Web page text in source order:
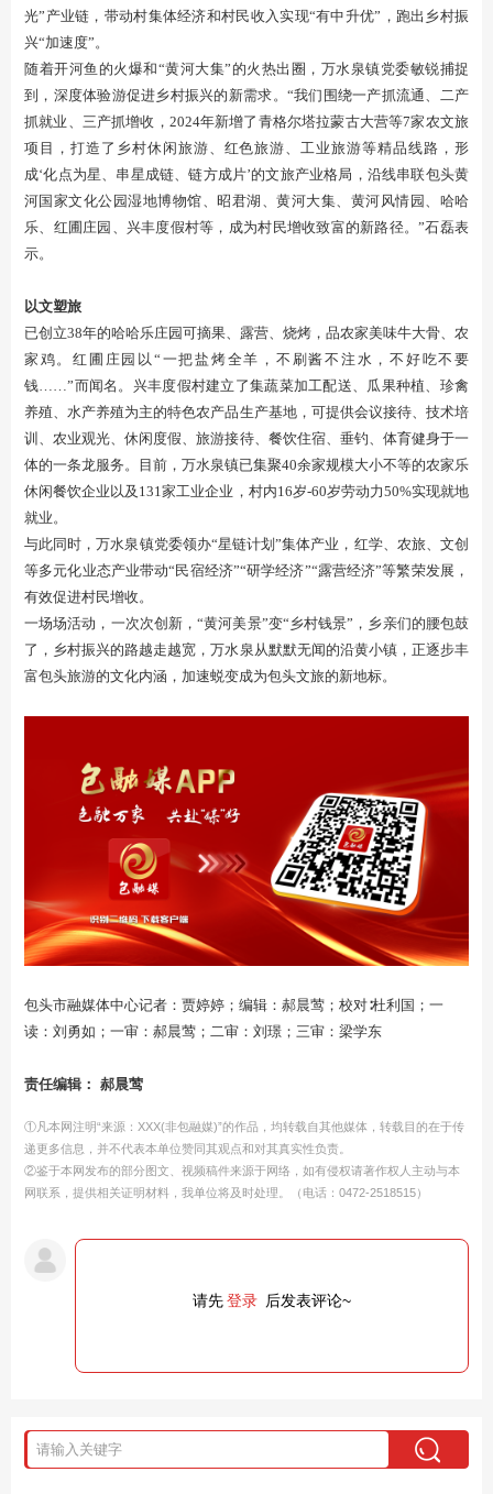
光”产业链，带动村集体经济和村民收入实现“有中升优”，跑出乡村振
兴“加速度”。
随着开河鱼的火爆和“黄河大集”的火热出圈，万水泉镇党委敏锐捕捉
到，深度体验游促进乡村振兴的新需求。“我们围绕一产抓流通、二产
抓就业、三产抓增收，2024年新增了青格尔塔拉蒙古大营等7家农文旅
项目，打造了乡村休闲旅游、红色旅游、工业旅游等精品线路，形
成‘化点为星、串星成链、链方成片’的文旅产业格局，沿线串联包头黄
河国家文化公园湿地博物馆、昭君湖、黄河大集、黄河风情园、哈哈
乐、红圃庄园、兴丰度假村等，成为村民增收致富的新路径。”石磊表
示。
以文塑旅
已创立38年的哈哈乐庄园可摘果、露营、烧烤，品农家美味牛大骨、农
家鸡。红圃庄园以“一把盐烤全羊，不刷酱不注水，不好吃不要
钱……”而闻名。兴丰度假村建立了集蔬菜加工配送、瓜果种植、珍禽
养殖、水产养殖为主的特色农产品生产基地，可提供会议接待、技术培
训、农业观光、休闲度假、旅游接待、餐饮住宿、垂钓、体育健身于一
体的一条龙服务。目前，万水泉镇已集聚40余家规模大小不等的农家乐
休闲餐饮企业以及131家工业企业，村内16岁-60岁劳动力50%实现就地
就业。
与此同时，万水泉镇党委领办“星链计划”集体产业，红学、农旅、文创
等多元化业态产业带动“民宿经济”“研学经济”“露营经济”等繁荣发展，
有效促进村民增收。
一场场活动，一次次创新，“黄河美景”变“乡村钱景”，乡亲们的腰包鼓
了，乡村振兴的路越走越宽，万水泉从默默无闻的沿黄小镇，正逐步丰
富包头旅游的文化内涵，加速蜕变成为包头文旅的新地标。
包头市融媒体中心记者：贾婷婷；编辑：郝晨莺；校对∶杜利国；一
读：刘勇如；一审：郝晨莺；二审：刘璟；三审：梁学东
责任编辑： 郝晨莺
①凡本网注明“来源：XXX(非包融媒)”的作品，均转载自其他媒体，转载目的在于传
递更多信息，并不代表本单位赞同其观点和对其真实性负责。
②鉴于本网发布的部分图文、视频稿件来源于网络，如有侵权请著作权人主动与本
网联系，提供相关证明材料，我单位将及时处理。（电话：0472-2518515）
请先登录 后发表评论~